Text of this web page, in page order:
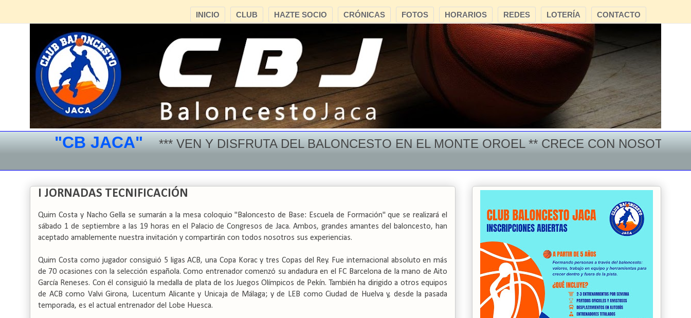
CONTACTO
LOTERÍA
REDES
HORARIOS
FOTOS
CRÓNICAS
HAZTE SOCIO
CLUB
INICIO
"CB JACA" *** VEN Y DISFRUTA DEL BALONCESTO EN EL MONTE OROEL ** CRECE CON NOSOTROS ***
I JORNADAS TECNIFICACIÓN
Quim Costa y Nacho Gella se sumarán a la mesa coloquio "Baloncesto de Base: Escuela de Formación" que se realizará el
sábado 1 de septiembre a las 19 horas en el Palacio de Congresos de Jaca. Ambos, grandes amantes del baloncesto, han
aceptado amablemente nuestra invitación y compartirán con todos nosotros sus experiencias.
Quim Costa como jugador consiguió 5 ligas ACB, una Copa Korac y tres Copas del Rey. Fue internacional absoluto en más
de 70 ocasiones con la selección española. Como entrenador comenzó su andadura en el FC Barcelona de la mano de Aito
García Reneses. Con él consiguió la medalla de plata de los Juegos Olímpicos de Pekín. También ha dirigido a otros equipos
de ACB como Valvi Girona, Lucentum Alicante y Unicaja de Málaga; y de LEB como Ciudad de Huelva y, desde la pasada
temporada, es el actual entrenador del Lobe Huesca.